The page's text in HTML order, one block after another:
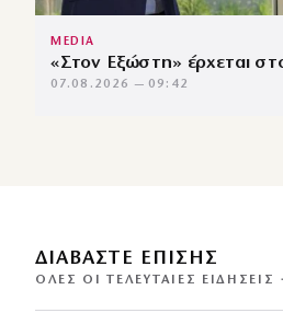
MEDIA
«Στον Εξώστη» έρχεται
07.08.2026 — 09:42
ΔΙΑΒΑΣΤΕ ΕΠΙΣΗΣ
ΌΛΕΣ ΟΙ ΤΕΛΕΥΤΑΊΕΣ ΕΙΔΉΣΕΙΣ